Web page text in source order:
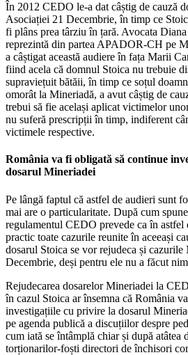
În 2012 CEDO le-a dat câștig de cauză
Asociației 21 Decembrie, în timp ce
fi plâns prea târziu în țară. Avocata
reprezintă din partea APADOR-CH pe
a câștigat această audiere în fața Marii
fiind acela că domnul Stoica nu trebuie
supraviețuit bătăii, în timp ce soțul
omorât la Mineriadă, a avut câștig de
trebui să fie același aplicat victimelor
nu suferă prescripții în timp, indiferent
victimele respective.
România va fi obligată să continue
dosarul Mineriadei
Pe lângă faptul că astfel de audieri sunt
mai are o particularitate. După cum
regulamentul CEDO prevede ca în astfel
practic toate cazurile reunite în aceeași
dosarul Stoica se vor rejudeca și cazurile
Decembrie, deși pentru ele nu a făcut
Rejudecarea dosarelor Mineriadei la
în cazul Stoica ar însemna că România
investigațiile cu privire la dosarul
pe agenda publică a discuțiilor despre
cum iată se întâmplă chiar și după atâtea
torționarilor-foști directori de închisori